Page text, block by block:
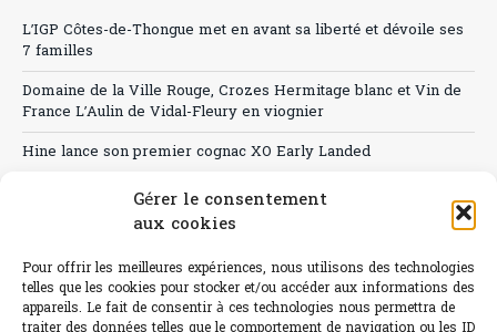
Gérer le consentement
aux cookies
Pour offrir les meilleures expériences, nous utilisons des technologies
telles que les cookies pour stocker et/ou accéder aux informations des
appareils. Le fait de consentir à ces technologies nous permettra de
L’IGP Côtes-de-Thongue met en avant sa liberté et dévoile ses
7 familles
Domaine de la Ville Rouge, Crozes Hermitage blanc et Vin de
France L’Aulin de Vidal-Fleury en viognier
Hine lance son premier cognac XO Early Landed
Canicule : A quand le CHR à « l’heure espagnole » ?
Sélection de rosés 2026